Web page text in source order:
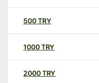
500TRY
1000TRY
2000TRY